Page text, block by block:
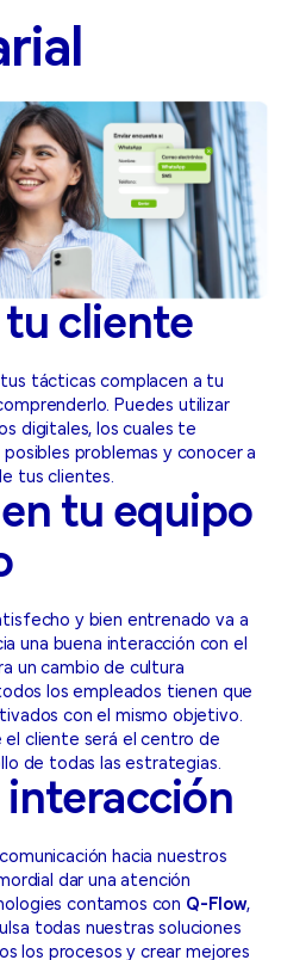
tu cliente
tácticas complacen a tu
Puedes utilizar
digitales, los cuales te
problemas y conocer a
tus clientes.
en tu equipo
y bien entrenado va a
una buena interacción con el
un cambio de cultura
los empleados tienen que
con el mismo objetivo.
el cliente será el centro de
de todas las estrategias.
interacción
hacia nuestros
dar una atención
contamos con Q-Flow,
todas nuestras soluciones
los procesos y crear mejores